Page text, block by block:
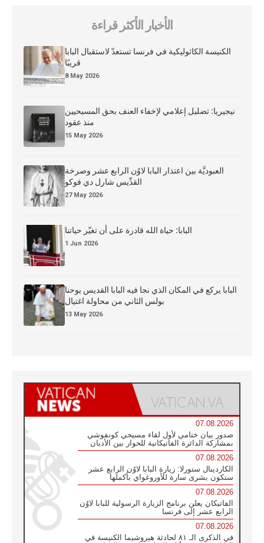
الأخبار الأكثر قراءة
الكنيسة الكاثوليكية في فرنسا تستعدّ لاستقبال البابا
قريبًا
8 May 2026
نيجيريا: تضليل إعلامي لإخفاء العنف بحق المسيحيين
منذ عقود
15 May 2026
العبوديَّة بين اعتذار البابا لاوُن الرابع عشر وصرخة
القدِّيس شارل دي فوكو
27 May 2026
البابا: حياة الله قادرة على أن تغيّر حياتنا
1 Jun 2026
البابا يركع في المكان الذي نجا فيه البابا القديس يوحنا
بولس الثاني من محاولة اغتيال
13 May 2026
07.08.2026
صدور بيان ختامي لأول لقاء مسيحي كونفوشي
بمشاركة الدائرة الفاتيكانية للحوار بين الأديان
07.08.2026
الكاردينال ستورلا: زيارة البابا لاوُن الرابع عشر
ستكون بشرى سارة للأوروغواي بأكملها
07.08.2026
الفاتيكان يعلن برنامج الزيارة الرسولية للبابا لاوُن
الرابع عشر إلى فرنسا
07.08.2026
في الذكرى الـ ٨١ لحادثة هيروشيما الكنيسة في